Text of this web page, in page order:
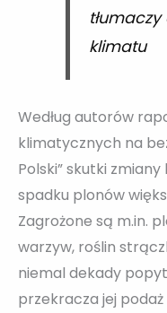
klimatu
Według autorów
klimatycznych na
Polski” skutki
spadku plonów
Zagrożone są m.in.
warzyw, roślin
niemal dekady
przekracza jej podaż